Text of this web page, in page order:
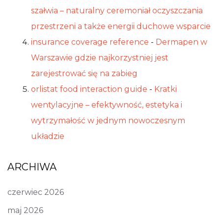
szałwia – naturalny ceremoniał oczyszczania
przestrzeni a także energii duchowe wsparcie
insurance coverage reference - Dermapen w
Warszawie gdzie najkorzystniej jest
zarejestrować się na zabieg
orlistat food interaction guide - Kratki
wentylacyjne – efektywność, estetyka i
wytrzymałość w jednym nowoczesnym
układzie
ARCHIWA
czerwiec 2026
maj 2026